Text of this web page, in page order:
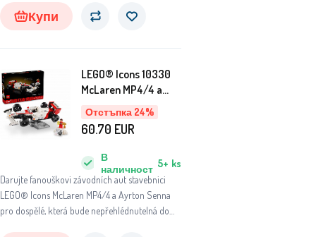
Купи
Отстъпка 24%
LEGO® Icons 10330
McLaren MP4/4 a
Ayrton Senna
Darujte fanouškovi závodních aut stavebnici
LEGO® Icons McLaren MP4/4 a Ayrton Senna
pro dospělé, která bude nepřehlédnutelná doma
В
наличност 5+ ks
60.70 EUR